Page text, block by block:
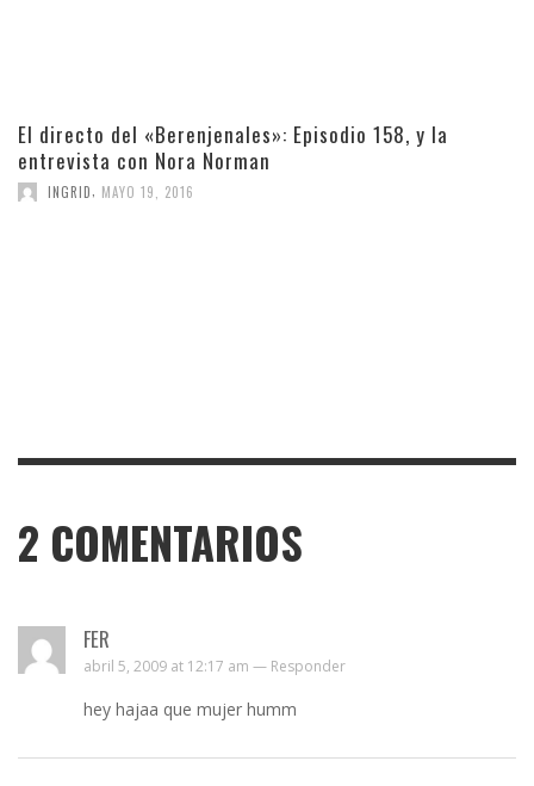
El directo del «Berenjenales»: Episodio 158, y la
entrevista con Nora Norman
INGRID MAYO 19, 2016
2 COMENTARIOS
FER
abril 5, 2009 at 12:17 am — Responder
hey hajaa que mujer humm